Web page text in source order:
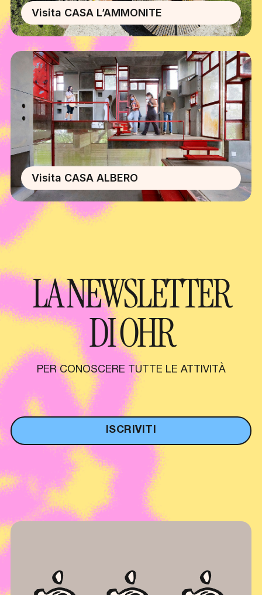
Visita CASA L’AMMONITE
Visita CASA ALBERO
LA NEWSLETTER
DI OHR
PER CONOSCERE TUTTE LE ATTIVITÀ
ISCRIVITI